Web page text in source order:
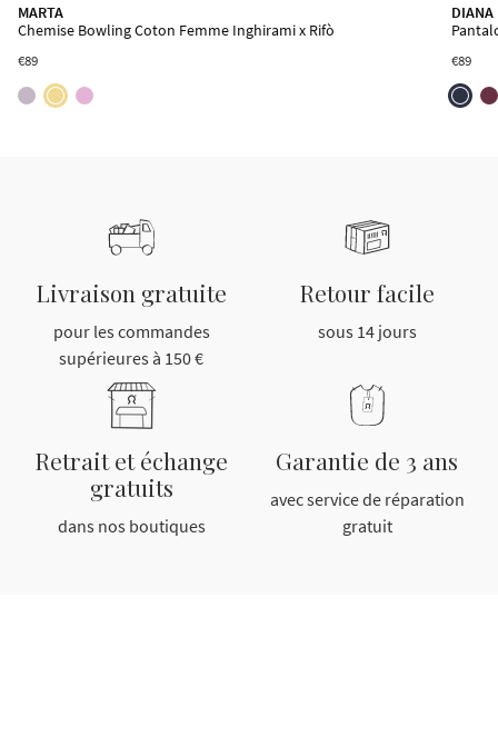
MARTA
Chemise Bowling Coton Femme Inghirami x Rifò
€89
DIANA
€89
Livraison gratuite
pour les commandes
supérieures à 150 €
Retour facile
sous 14 jours
Retrait et échange
gratuits
dans nos boutiques
Garantie de 3 ans
avec service de réparation
gratuit